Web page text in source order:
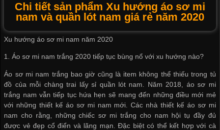
Chi tiết sản phẩm Xu hướng áo sơ mi
nam và quần lót nam giá rẻ năm 2020
Xu hướng áo sơ mi nam năm 2020
1. Áo sơ mi nam trắng 2020 tiếp tục bùng nổ với xu hướng nào?
Áo sơ mi nam trắng bao giờ cũng là item không thể thiếu trong tủ
đồ của mỗi chàng trai lấy sỉ quần lót nam . Năm 2018, áo sơ mi
trắng nam vẫn tiếp tục hứa hẹn sẽ mang đến những điều mới mẻ
với những thiết kế áo sơ mi nam mới. Các nhà thiết kế áo sơ mi
nam cho rằng, những chiếc sơ mi trắng cho nam hội tụ đầy đủ
được vẻ đẹp cổ điển và lãng mạn. Đặc biệt có thể kết hợp với cà